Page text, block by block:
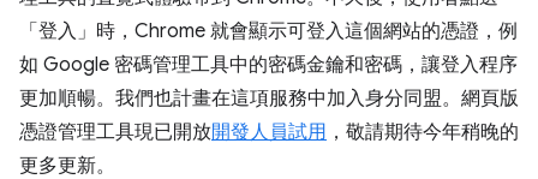
「登入」 時，Chrome 就會顯示可登入這個網站的憑證，例
如 Google 密碼管理工具中的密碼金鑰和密碼，讓登入程序
更加順暢。我們也計畫在這項服務中加入身分同盟。網頁版
憑證管理工具現已開放開發人員試用 ，敬請期待今年稍晚的
更多更新。